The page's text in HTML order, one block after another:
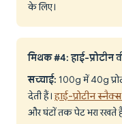
के लिए।
मिथक #4: हाई-प्रोटीन
सच्चाई: 100g में 40g
देती हैं।हाई-प्रोटीन
और घंटों तक पेट भरा रखते